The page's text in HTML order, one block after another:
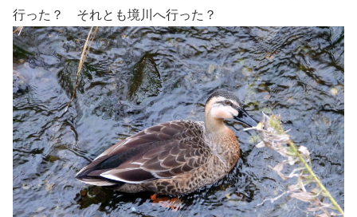
行った？ それとも境川へ行った？